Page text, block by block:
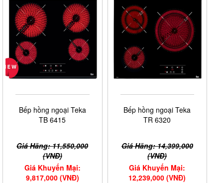
Bếp hồng ngoại Teka
TB 6415
Giá Hãng: 11,550,000
(VNĐ)
Giá Khuyến Mại:
9,817,000 (VNĐ)
Bếp hồng ngoại Teka
TR 6320
Giá Hãng: 14,399,000
(VNĐ)
Giá Khuyến Mại:
12,239,000 (VNĐ)